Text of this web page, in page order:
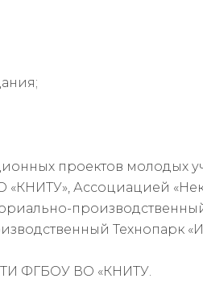
проектов молодых
Ассоциацией
Технопарк
ФГБОУ ВО «КНИТУ.